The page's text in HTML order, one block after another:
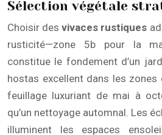
Sélection végétale
Choisir desvivaces rustiques
rusticité—zone 5b pour la
constitue le fondement d’un
hostas excellent dans les
feuillage luxuriant de mai à
qu’un nettoyage automnal. Les
illuminent les espaces